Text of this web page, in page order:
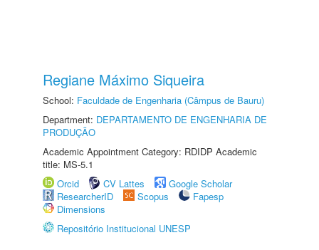
Regiane Máximo Siqueira
School: Faculdade de Engenharia (Câmpus de Bauru)
Department: DEPARTAMENTO DE ENGENHARIA DE
PRODUÇÃO
Academic Appointment Category: RDIDP Academic
title: MS-5.1
Orcid
CV Lattes
Google Scholar
ResearcherID
Scopus
Fapesp
Dimensions
Repositório Institucional UNESP